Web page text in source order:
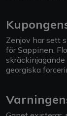
Zenjov har sett
för Sappinen.
georgiska